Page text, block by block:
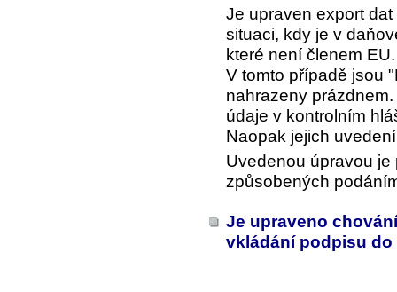
Je upraven export dat
situaci, kdy je v
které není členem EU.
V tomto případě jsou
nahrazeny
údaje v kontrolním
Naopak jejich
Uvedenou úpravou
způsobených
Je upraveno
vkládání podpisu